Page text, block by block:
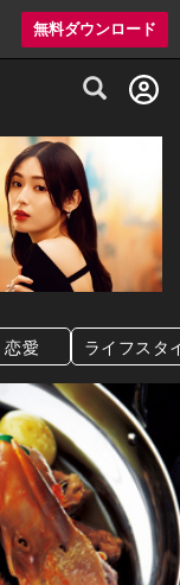
無料ダウンロード
アムレストラン予約
恋愛 ライフスタ